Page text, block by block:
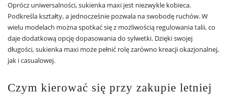
Oprócz uniwersalności, sukienka maxi jest niezwykle kobieca.
Podkreśla kształty, a jednocześnie pozwala na swobodę ruchów. W
wielu modelach można spotkać się z możliwością regulowania talii, co
daje dodatkową opcję dopasowania do sylwetki. Dzięki swojej
długości, sukienka maxi może pełnić rolę zarówno kreacji okazjonalnej,
jak i casualowej.
Czym kierować się przy zakupie letniej